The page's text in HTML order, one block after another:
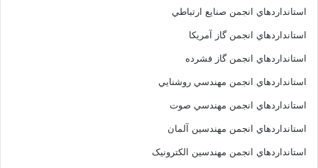
استانداردهاي انجمن صنايع ارتباطي
استانداردهاي انجمن گاز آمريکا
استانداردهاي انجمن گاز فشرده
استانداردهاي انجمن مهندسي روشنايي
استانداردهاي انجمن مهندسي صوت
استانداردهاي انجمن مهندسين آلمان
استانداردهاي انجمن مهندسين الکترونيک